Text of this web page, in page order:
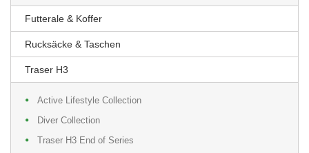
Futterale & Koffer
Rucksäcke & Taschen
Traser H3
Active Lifestyle Collection
Diver Collection
Traser H3 End of Series